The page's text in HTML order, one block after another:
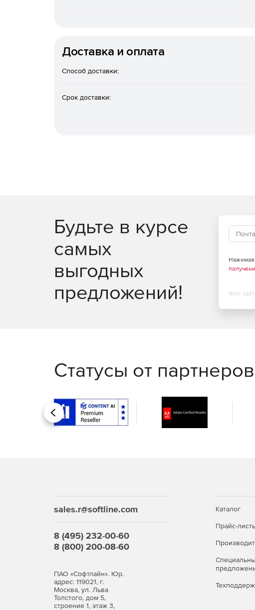
Мониторинг ведения проектов – контроль дедлайнов и
Анализ данных, отчетность.
Архив (чертежи, информация по расчетам, модели
Подключается как виртуальный диск при установке
Совместная работа
Доставка и оплата
Способ доставки:
Срок доставки:
Будьте в курсе
самых
выгодных
предложений!
Нажимая
Этот
Статусы от партнеров
Назад
sales.r@softline.com
8 (495) 232-00-60
8 (800) 200-08-60
ПАО «Софтлайн». Юр.
адрес: 119021, г.
Москва, ул. Льва
Толстого, дом 5,
строение 1, этаж 3,
Каталог
Прайс-